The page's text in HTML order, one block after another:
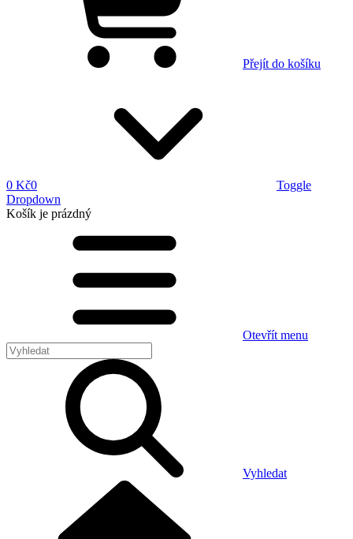
Přejít do košíku
0 Kč0
Toggle
Dropdown
Košík je prázdný
Otevřít menu
Vyhledat